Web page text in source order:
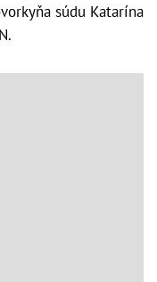
súdu Katarína